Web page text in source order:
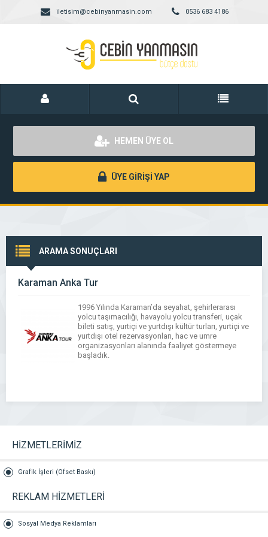
iletisim@cebinyanmasin.com 0536 683 4186
HEMEN ÜYE OL
ÜYE GİRİŞİ YAP
ARAMA SONUÇLARI
Karaman Anka Tur
1996 Yılında Karaman’da seyahat, şehirlerarası
yolcu taşımacılığı, havayolu yolcu transferi, uçak
bileti satış, yurtiçi ve yurtdışı kültür turları, yurtiçi ve
yurtdışı otel rezervasyonları, hac ve umre
organizasyonları alanında faaliyet göstermeye
başladık.
HİZMETLERİMİZ
Grafik İşleri (Ofset Baskı)
REKLAM HİZMETLERİ
Sosyal Medya Reklamları